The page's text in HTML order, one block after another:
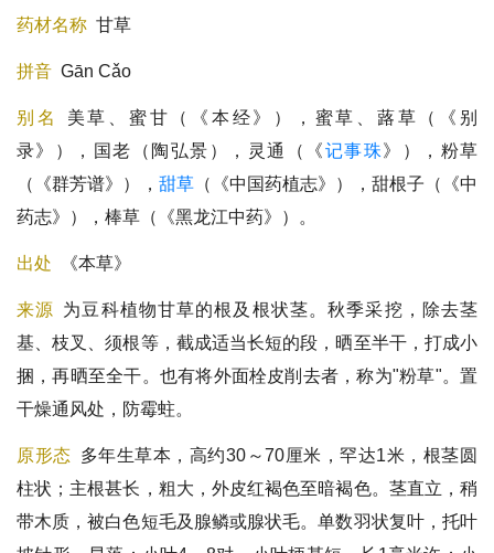
药材名称 甘草
拼音 Gān Cǎo
别名
美草、蜜甘（《本经》），蜜草、蕗草（《别
录》），国老（陶弘景），灵通（《记事珠》），粉草
（《群芳谱》）， 甜草（《中国药植志》），甜根子（《中
药志》），棒草（《黑龙江中药》）。
出处 《本草》
来源 为豆科植物甘草的根 及 根状茎。秋季采挖，除去茎
基、枝叉、须根等，截成适当长短的段，晒至半干，打成小
捆，再晒至全干。也有将外面栓皮削去者，称为"粉草"。置
干燥通风处，防霉蛀。
原形态 多年生草本，高约30～70厘米，罕达1米，根茎圆
柱状；主根甚长，粗大，外皮红褐色至暗褐色。茎直立，稍
带木质，被白色短毛及腺鳞或腺状毛。单数羽状复叶，托叶